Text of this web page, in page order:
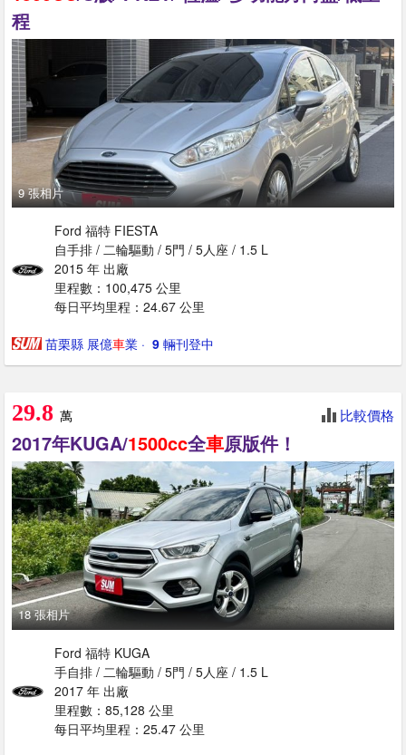
程
9 張相片
Ford 福特 FIESTA
自手排 / 二輪驅動 / 5門 / 5人座 / 1.5 L
2015 年 出廠
里程數：100,475 公里
每日平均里程：24.67 公里
苗栗縣 展億車業 · ‎ 9 輛刊登中
29.8 萬 比較價格
2017年KUGA/1500cc全車原版件！
18 張相片
Ford 福特 KUGA
手自排 / 二輪驅動 / 5門 / 5人座 / 1.5 L
2017 年 出廠
里程數：85,128 公里
每日平均里程：25.47 公里